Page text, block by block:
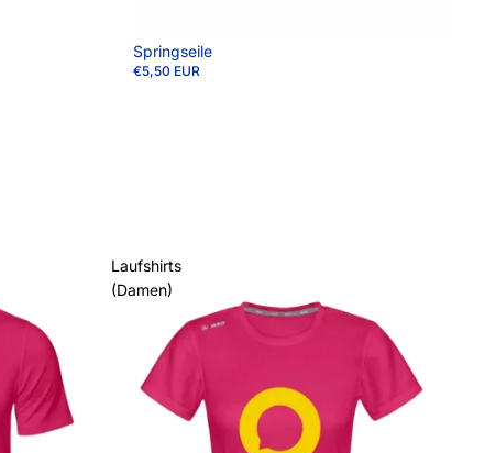
Springseile
€5,50 EUR
Laufshirts
(Damen)